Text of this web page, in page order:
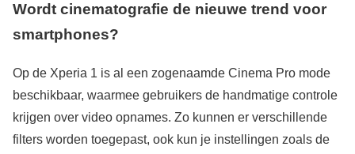
Wordt cinematografie de nieuwe trend voor
smartphones?
Op de Xperia 1 is al een zogenaamde Cinema Pro mode
beschikbaar, waarmee gebruikers de handmatige controle
krijgen over video opnames. Zo kunnen er verschillende
filters worden toegepast, ook kun je instellingen zoals de